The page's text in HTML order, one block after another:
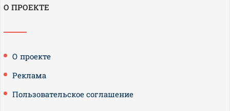
О ПРОЕКТЕ
О проекте
Реклама
Пользовательское соглашение